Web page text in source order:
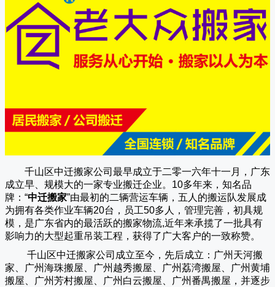
千山区中迁搬家公司 最早成立于二零一六年十一月，广东
成立早、规模大的一家专业搬迁企业。10多年来，知名品
牌：“中迁搬家”由最初的二辆营运车辆，五人的搬运队发展成
为拥有各类作业车辆20台，员工50多人，管理完善，初具规
模，是广东省内的最活跃的搬家物流,近年来承揽了一批具有
影响力的大型起重吊装工程，获得了广大客户的一致称赞。
千山区中迁搬家公司成立至今，先后成立：广州天河搬
家、广州海珠搬屋、广州越秀搬屋、广州荔湾搬屋、广州黄埔
搬屋、广州芳村搬屋、广州白云搬屋、广州番禺搬屋，并逐步